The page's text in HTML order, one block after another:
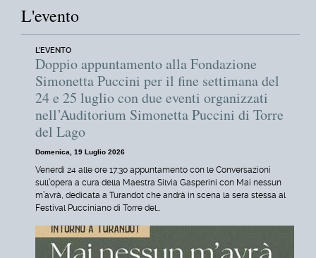
L'evento
L'EVENTO
Doppio appuntamento alla Fondazione
Simonetta Puccini per il fine settimana del
24 e 25 luglio con due eventi organizzati
nell’Auditorium Simonetta Puccini di Torre
del Lago
Domenica, 19 Luglio 2026
Venerdì 24 alle ore 17:30 appuntamento con le Conversazioni
sull’opera a cura della Maestra Silvia Gasperini con Mai nessun
m’avrà, dedicata a Turandot che andrà in scena la sera stessa al
Festival Pucciniano di Torre del…